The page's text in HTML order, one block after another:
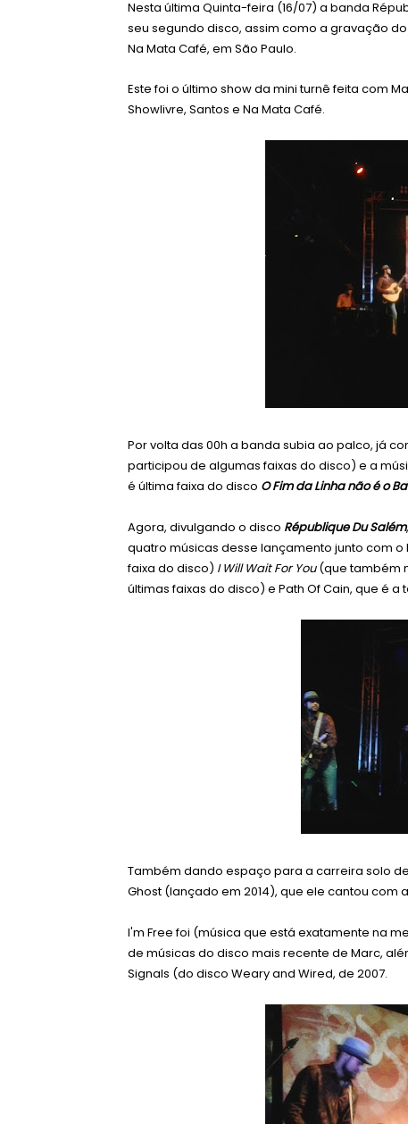
Nesta última Quinta-feira (16/07) a banda
seu segundo disco, assim como a gravação
Na Mata Café, em São Paulo.
Este foi o último show da mini turnê feita com
Showlivre, Santos e Na Mata Café.
Por volta das 00h a banda subia ao palco, já
participou de algumas faixas do disco) e a
é última faixa do disco O Fim da Linha não é o
Agora, divulgando o disco République Du Salém
quatro músicas desse lançamento junto com o
faixa do disco) I Will Wait For You(que também
últimas faixas do disco) e Path Of Cain, que é a
Também dando espaço para a carreira solo
Ghost (lançado em 2014), que ele cantou com
I'm Free foi (música que está exatamente na
de músicas do disco mais recente de Marc,
Signals (do disco Weary and Wired, de 2007.